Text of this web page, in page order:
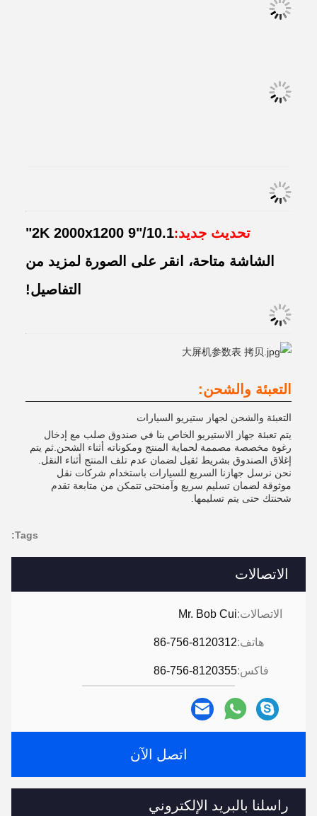
الاتصالات
الاتصالات:Mr. Bob Cui
هاتف:86-756-8120312
فاكس:86-756-8120355
اتصل الآن
راسلنا بالبريد الإلكتروني
تحديث جديد:
2K 2000x1200 9"/10.1"
الشاشة متاحة، انقر على الصورة لمزيد من
التفاصيل!
التعبئة والشحن:
التعبئة والشحن لجهاز ستيريو السيارات
يتم تعبئة جهاز الاستيريو الخاص بنا في صندوق صلب مع إدخال
رغوة مخصصة مصممة لحماية المنتج ومكوناته أثناء الشحن.ثم يتم
إغلاق الصندوق بشريط ثقيل لضمان عدم تلف المنتج أثناء النقل.
نحن نرسل جهازنا السريع للسيارات باستخدام شركات نقل
موثوقة لضمان تسليم سريع وآمنحتى تتمكن من متابعة تقدم
شحنتك حتى يتم تسليمها.
Tags: